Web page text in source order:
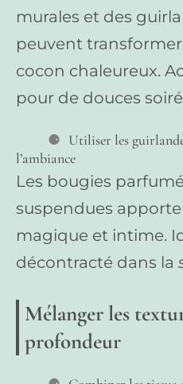
murales et des
peuvent
cocon chaleureux.
pour de douces
Utiliser les
l’ambiance
Les bougies
suspendues
magique et intime.
décontracté dans la
Mélanger les
profondeur